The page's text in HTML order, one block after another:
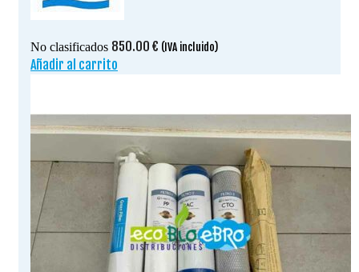
No clasificados 850.00 € (IVA incluido)
Añadir al carrito